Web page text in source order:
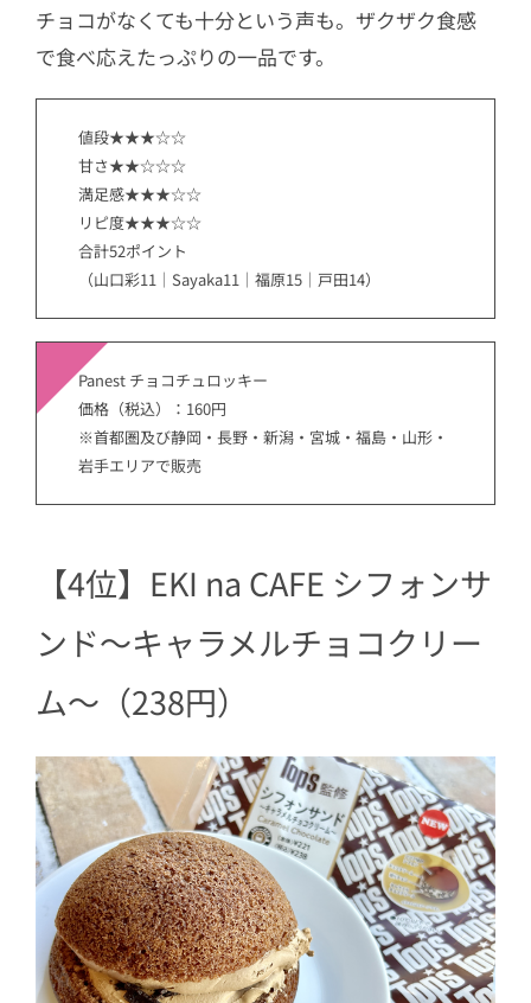
チョコがなくても十分という声も。ザクザク食感
で食べ応えたっぷりの一品です。
値段★★★☆☆
甘さ★★☆☆☆
満足感★★★☆☆
リピ度★★★☆☆
合計52ポイント
（山口彩11｜Sayaka11｜福原15｜戸田14）
Panest チョコチュロッキー
価格（税込）：160円
※首都圏及び静岡・長野・新潟・宮城・福島・山形・
岩手エリアで販売
【4位】EKI na CAFE シフォンサ
ンド～キャラメルチョコクリー
ム～（238円）